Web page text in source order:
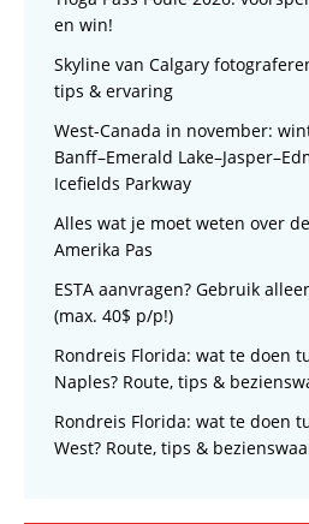
en win!
Skyline van Calgary
tips & ervaring
West-Canada in november:
Banff–Emerald
Icefields Parkway
Alles wat je moet weten over
Amerika Pas
ESTA aanvragen? Gebruik
(max. 40$ p/p!)
Rondreis Florida: wat te doen
Naples? Route, tips &
Rondreis Florida: wat te doen
West? Route, tips &